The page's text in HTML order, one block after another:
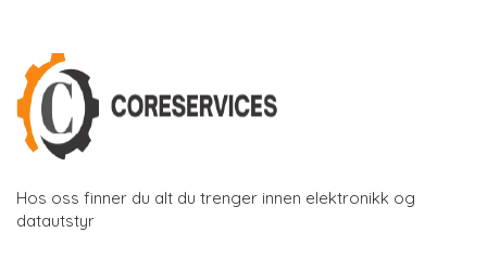
Hos oss finner du alt du trenger innen elektronikk og
datautstyr